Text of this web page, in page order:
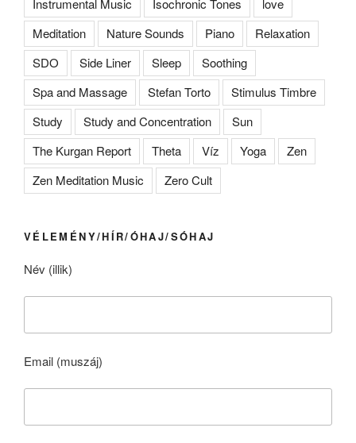
Instrumental Music Isochronic Tones
love
Meditation
Nature Sounds Piano
Relaxation
SDO
Side Liner Sleep
Soothing
Spa and Massage
Stefan Torto
Stimulus Timbre
Study
Study and Concentration
Sun
The Kurgan Report
Theta Víz Yoga
Zen
Zen Meditation Music
Zero Cult
VÉLEMÉNY/HÍR/ÓHAJ/SÓHAJ
Név (illik)
Email (muszáj)